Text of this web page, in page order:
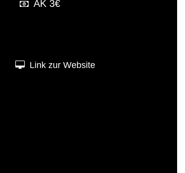
AK 3€
Link zur Website